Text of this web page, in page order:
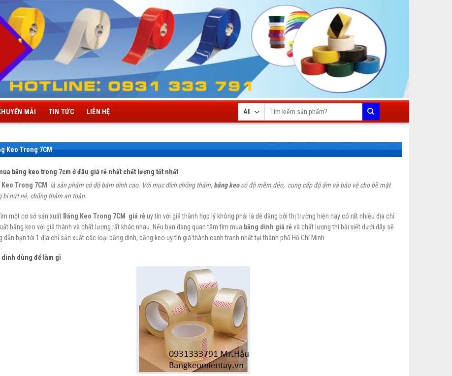
MÃI TIN TỨC LIÊN HỆ
Tìm
kiếm:
Keo Trong 7CM
băng keo trong 7cm ở đâu giá rẻ nhất chất lượng tốt nhất
Keo Trong 7CM
là sản phẩm có độ bám dínhcao. Với mục đích chống thấm, băng keocó độ mềm dẻo, cung cấp độ ẩm và bảo vệ cho bề mặt
bị nứt nẻ, chống thấm an toàn.
một cơ sở sản xuất Băng Keo Trong 7CM giá rẻuy tín với giá thành hợp lý không phải là dễ dàng bởi thị trường hiện nay có rất nhiều địa chỉ
băng keo với giá thành và chất lượng rất khác nhau. Nếu bạn đang quan tâm tìm mua băng dinh giá rẻvà chất lượng thì bài viết dưới đây sẽ
dẫn bạn tới 1 địa chỉ sản xuất các loại băng dính, băng keo uy tín giá thành canh tranh nhất tại thành phố Hồ Chí Minh.
dinh dùng để làm gì